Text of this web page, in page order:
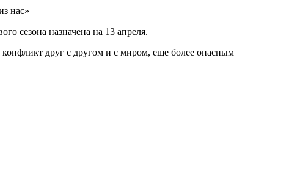
нас»
сезона назначена на 13 апреля.
друг с другом и с миром, еще более опасным